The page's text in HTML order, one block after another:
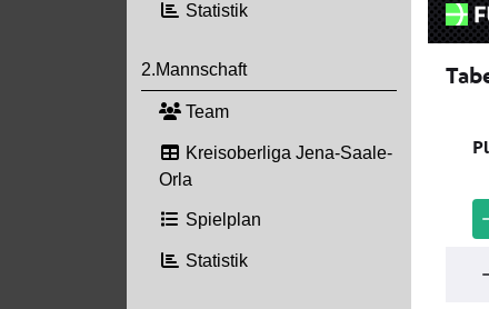
Statistik
2.Mannschaft
Team
Kreisoberliga Jena-Saale-
Orla
Spielplan
Statistik